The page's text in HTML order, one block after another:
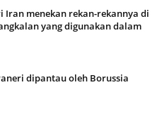
Iran menekan rekan-rekannya di
yang digunakan dalam
dipantau oleh Borussia